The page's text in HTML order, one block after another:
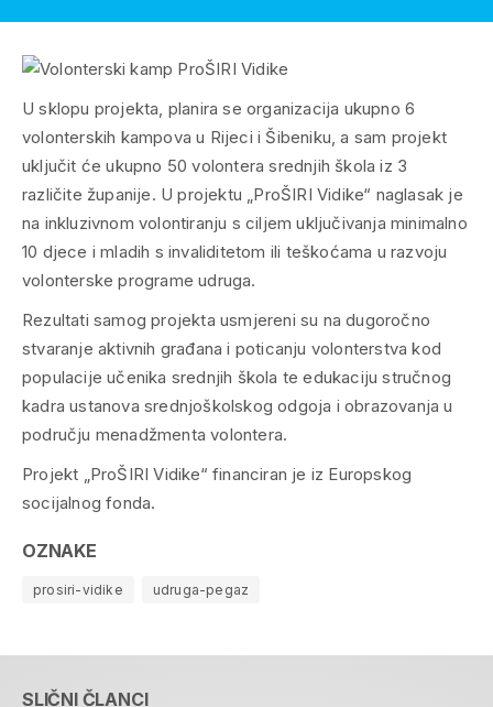
U sklopu projekta, planira se organizacija ukupno 6
volonterskih kampova u Rijeci i Šibeniku, a sam projekt
uključit će ukupno 50 volontera srednjih škola iz 3
različite županije. U projektu „ProŠIRI Vidike“ naglasak je
na inkluzivnom volontiranju s ciljem uključivanja minimalno
10 djece i mladih s invaliditetom ili teškoćama u razvoju
volonterske programe udruga.
Rezultati samog projekta usmjereni su na dugoročno
stvaranje aktivnih građana i poticanju volonterstva kod
populacije učenika srednjih škola te edukaciju stručnog
kadra ustanova srednjoškolskog odgoja i obrazovanja u
području menadžmenta volontera.
Projekt „ProŠIRI Vidike“ financiran je iz Europskog
socijalnog fonda.
OZNAKE
prosiri-vidike udruga-pegaz
SLIČNI ČLANCI